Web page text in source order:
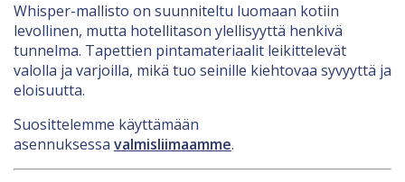
Whisper-mallisto on suunniteltu luomaan kotiin
levollinen, mutta hotellitason ylellisyyttä henkivä
tunnelma. Tapettien pintamateriaalit leikittelevät
valolla ja varjoilla, mikä tuo seinille kiehtovaa syvyyttä ja
eloisuutta.
Suosittelemme käyttämään
asennuksessa valmisliimaamme.